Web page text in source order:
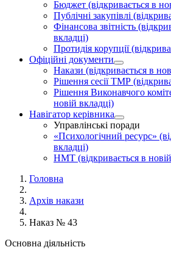
Бюджет (відкривається в
Публічні закупівлі
Фінансова звітність
вкладці)
Протидія корупції
Офіційні документи
Накази (відкривається в
Рішення сесії ТМР
Рішення Виконавчого
новій вкладці)
Навігатор керівника
Управлінські поради
«Психологічний ресурс»
вкладці)
НМТ (відкривається в
Головна
Архів накази
Наказ № 43
Основна діяльність